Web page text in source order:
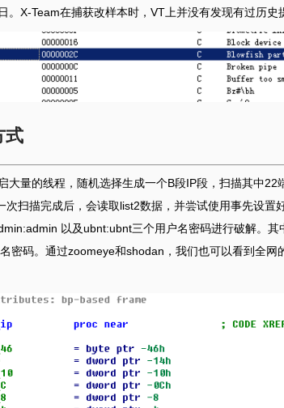
。X-Team在捕获改样本时，VT上并没有发现有过历史
式
大量的线程，随机选择生成一个B段IP段，扫描其中22
次扫描完成后，会读取list2数据，并尝试使用事先设置
以及ubnt:ubnt三个用户名密码进行破解。
密码。通过zoomeye和shodan，我们也可以看到全网